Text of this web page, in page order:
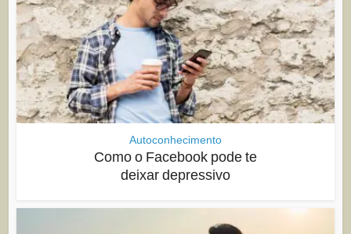
Autoconhecimento
Como o Facebook pode te
deixar depressivo